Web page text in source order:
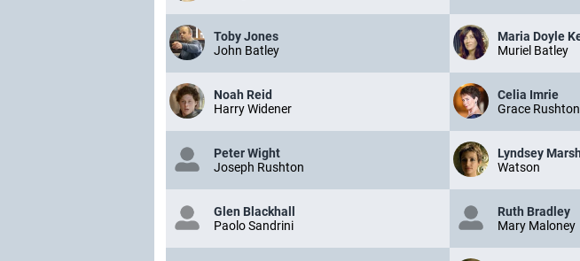
Toby Jones
John Batley
Maria Doyle
Muriel Batley
Noah Reid
Harry Widener
Celia Imrie
Grace Rushton
Peter Wight
Joseph Rushton
Lyndsey
Watson
Glen Blackhall
Paolo Sandrini
Ruth Bradley
Mary Maloney